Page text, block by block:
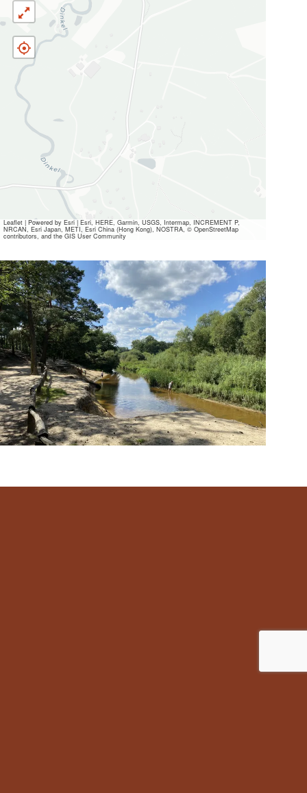
Leaflet | Powered by Esri | Esri, HERE, Garmin, USGS, Intermap, INCREMENT P,
NRCAN, Esri Japan, METI, Esri China (Hong Kong), NOSTRA, © OpenStreetMap
contributors, and the GIS User Community
Alle
Mediendateien
ansehen